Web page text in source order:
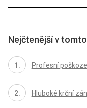
Nejčtenější v
Profesní
Hluboké krční